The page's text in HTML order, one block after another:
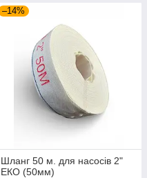
–14%
Шланг 50 м. для насосів 2"
ЕКО (50мм)